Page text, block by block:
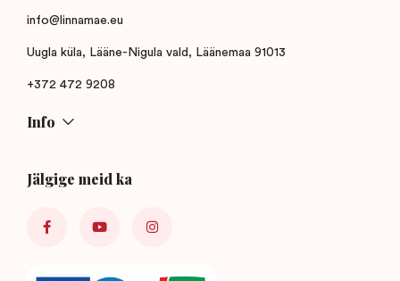
info@linnamae.eu
Uugla küla, Lääne-Nigula vald, Läänemaa 91013
+372 472 9208
Info
Jälgige meid ka